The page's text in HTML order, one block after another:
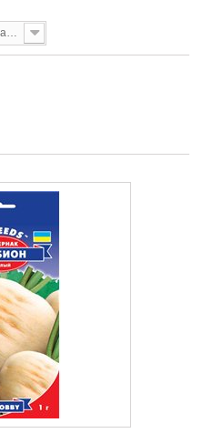
По названию товара, от А до Я